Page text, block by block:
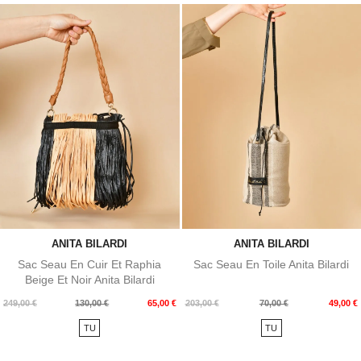
ANITA BILARDI
Sac Seau En Cuir Et Raphia
Beige Et Noir Anita Bilardi
249,00 €
Prix
130,00 € 65,00 €
Prix
TU
ANITA BILARDI
Sac Seau En Toile Anita Bilardi
203,00 €
Prix
70,00 € 49,00 €
Prix
TU